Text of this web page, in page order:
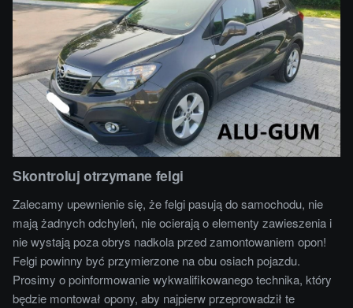
Skontroluj otrzymane felgi
Zalecamy upewnienie się, że felgi pasują do samochodu, nie
mają żadnych odchyleń, nie ocierają o elementy zawieszenia i
nie wystają poza obrys nadkola przed zamontowaniem opon!
Felgi powinny być przymierzone na obu osiach pojazdu.
Prosimy o poinformowanie wykwalifikowanego technika, który
będzie montował opony, aby najpierw przeprowadził te